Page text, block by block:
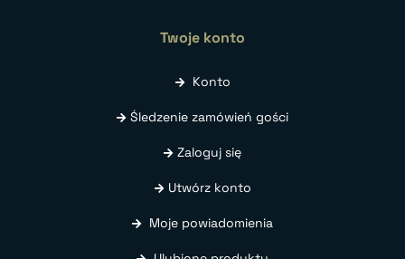
Twoje konto
Konto
Śledzenie zamówień gości
Zaloguj się
Utwórz konto
Moje powiadomienia